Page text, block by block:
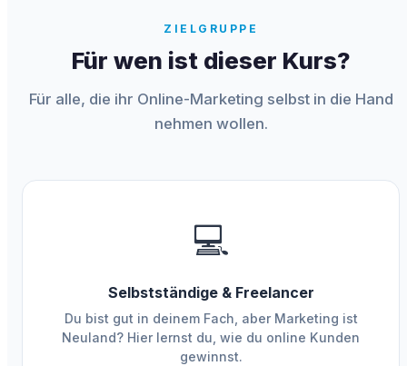
ZIELGRUPPE
Für wen ist dieser Kurs?
Für alle, die ihr Online-Marketing selbst in die Hand
nehmen wollen.
💻
Selbstständige & Freelancer
Du bist gut in deinem Fach, aber Marketing ist
Neuland? Hier lernst du, wie du online Kunden
gewinnst.